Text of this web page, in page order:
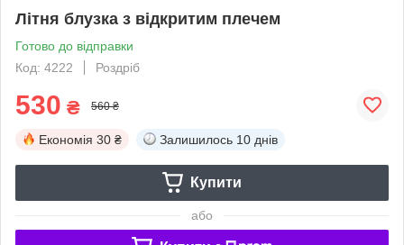
Літня блузка з відкритим плечем
Готово до відправки
Код: 4222
Роздріб
530 ₴ 560 ₴
Економія 30 ₴ Залишилось 10 днів
Купити
або